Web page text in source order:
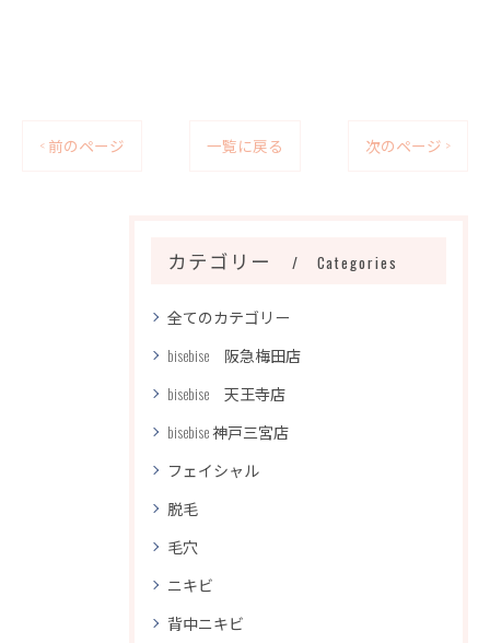
< 前のページ 一覧に戻る 次のページ >
カテゴリー Categories
全てのカテゴリー
bisebise 阪急梅田店
bisebise 天王寺店
bisebise 神戸三宮店
フェイシャル
脱毛
毛穴
ニキビ
背中ニキビ